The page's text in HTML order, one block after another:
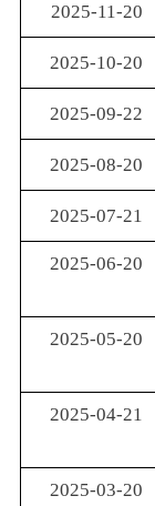
2025-11-20
2025-10-20
2025-09-22
2025-08-20
2025-07-21
2025-06-20
2025-05-20
2025-04-21
2025-03-20